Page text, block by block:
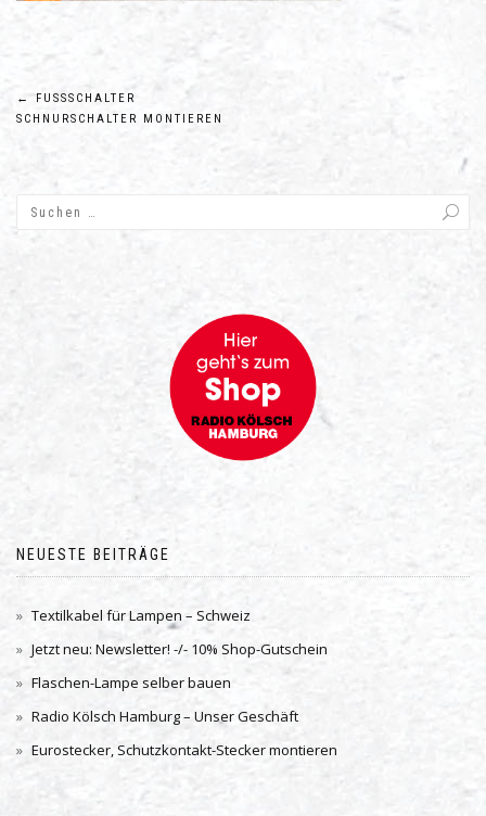
Beitragsnavigation
← FUSSSCHALTER S
CHNURSCHALTER MONTIEREN
NEUESTE BEITRÄGE
Textilkabel für Lampen – Schweiz
Jetzt neu: Newsletter! -/- 10% Shop-Gutschein
Flaschen-Lampe selber bauen
Radio Kölsch Hamburg – Unser Geschäft
Eurostecker, Schutzkontakt-Stecker montieren